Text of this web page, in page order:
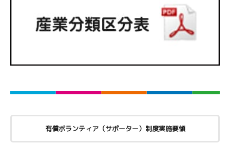
有償ボランティア（サポーター）制度実施要領